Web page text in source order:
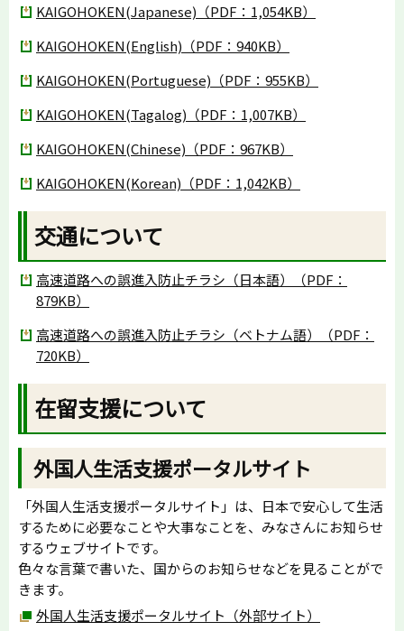
KAIGOHOKEN(Japanese)（PDF：1,054KB）
KAIGOHOKEN(English)（PDF：940KB）
KAIGOHOKEN(Portuguese)（PDF：955KB）
KAIGOHOKEN(Tagalog)（PDF：1,007KB）
KAIGOHOKEN(Chinese)（PDF：967KB）
KAIGOHOKEN(Korean)（PDF：1,042KB）
交通について
高速道路への誤進入防止チラシ（日本語）（PDF：
879KB）
高速道路への誤進入防止チラシ（ベトナム語）（PDF：
720KB）
在留支援について
外国人生活支援ポータルサイト
「外国人生活支援ポータルサイト」は、日本で安心して生活
するために必要なことや大事なことを、みなさんにお知らせ
するウェブサイトです。
色々な言葉で書いた、国からのお知らせなどを見ることがで
きます。
外国人生活支援ポータルサイト（外部サイト）